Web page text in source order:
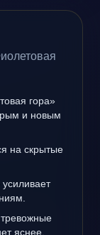
гора»
и новым
на скрытые
яснее.